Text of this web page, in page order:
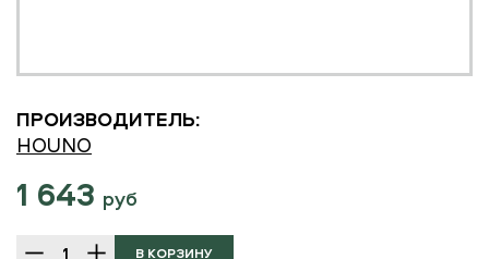
ПРОИЗВОДИТЕЛЬ:
HOUNO
1 643 руб